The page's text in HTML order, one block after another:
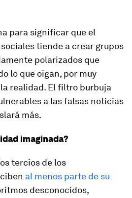
para significar que el
tiende a crear grupos
polarizados que
lo que oigan, por muy
realidad. El filtro burbuja
a las falsas noticias
más.
imaginada?
tercios de los
al menos parte de su
desconocidos,